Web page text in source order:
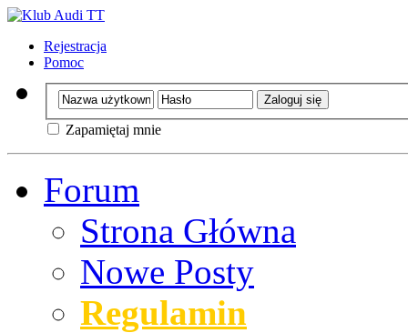
Rejestracja
Pomoc
Zapamiętaj mnie
Forum
Strona Główna
Nowe Posty
Regulamin